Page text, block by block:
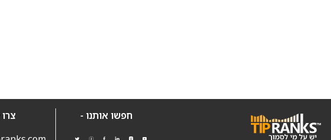
חפשו אותנו -